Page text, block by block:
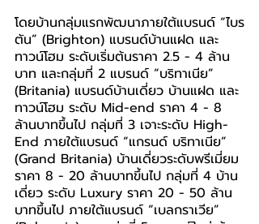
โดยบ้านกลุ่มแรกพัฒนาภายใต้แบรนด์ “ไบร
ตัน” (Brighton) แบรนด์บ้านแฝด และ
ทาวน์โฮม ระดับเริ่มต้นราคา 2.5 - 4 ล้าน
บาท และกลุ่มที่ 2 แบรนด์ “บริทาเนีย”
(Britania) แบรนด์บ้านเดี่ยว บ้านแฝด และ
ทาวน์โฮม ระดับ Mid-end ราคา 4 - 8
ล้านบาทขึ้นไป กลุ่มที่ 3 เจาะระดับ High-
End ภายใต้แบรนด์ “แกรนด์ บริทาเนีย”
(Grand Britania) บ้านเดี่ยวระดับพรีเมี่ยม
ราคา 8 - 20 ล้านบาทขึ้นไป กลุ่มที่ 4 บ้าน
เดี่ยว ระดับ Luxury ราคา 20 - 50 ล้าน
บาทขึ้นไป ภายใต้แบรนด์ “เบลกราเวีย”